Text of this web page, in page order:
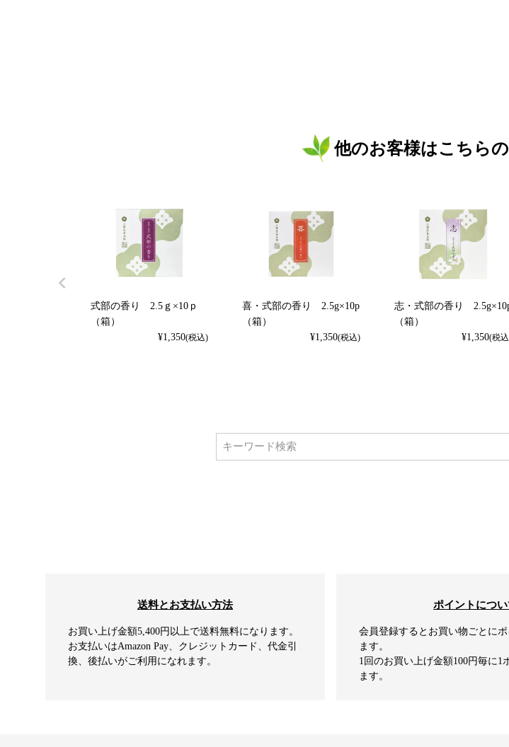
他のお客様はこちら
式部の香り 2.5ｇ×10ｐ
（箱）
¥1,350(税込)
喜・式部の香り 2.5g×10p
（箱）
¥1,350(税込)
志・式部の香り
（箱）
¥1,350(税
送料とお支払い方法
お買い上げ金額5,400円以上で送料無料になります。
お支払いはAmazon Pay、クレジットカード、代金引
換、後払いがご利用になれます。
ポイントについ
会員登録するとお買い物ごとに
ます。
1回のお買い上げ金額100円毎に1
ます。